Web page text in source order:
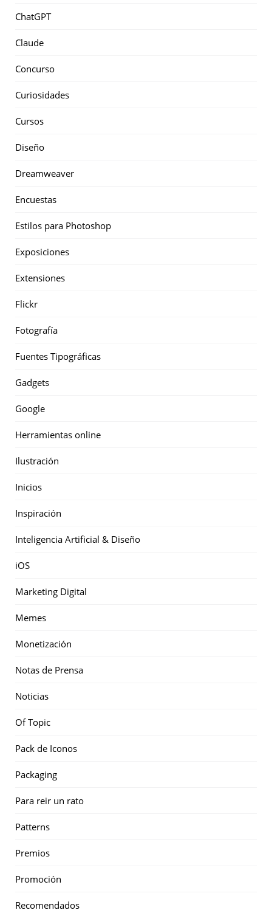
ChatGPT
Claude
Concurso
Curiosidades
Cursos
Diseño
Dreamweaver
Encuestas
Estilos para Photoshop
Exposiciones
Extensiones
Flickr
Fotografía
Fuentes Tipográficas
Gadgets
Google
Herramientas online
Ilustración
Inicios
Inspiración
Inteligencia Artificial & Diseño
iOS
Marketing Digital
Memes
Monetización
Notas de Prensa
Noticias
Of Topic
Pack de Iconos
Packaging
Para reir un rato
Patterns
Premios
Promoción
Recomendados